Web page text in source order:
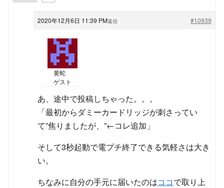
2020年12月6日 11:39 PM #10939
返信
黄蛇
ゲスト
あ、途中で投稿しちゃった。。。
「最初からダミーカードリッジが刺さってい
て”焦りましたが、”←コレ追加」
そして3秒起動で電プチ終了できる気軽さは大き
い。
ちなみに自分の手元に届いたのはココで取り上